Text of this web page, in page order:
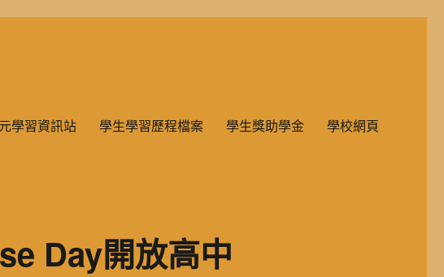
學習資訊站 學生學習歷程檔案 學生獎助學金 學校網頁
Day開放高中